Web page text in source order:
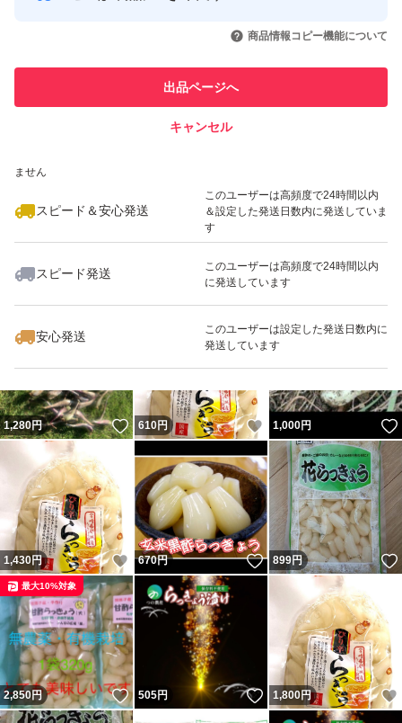
食べ方:鰹節をかけてそのまま食べるのが定番。1日3～5粒
が目安。
特徴:辛味が強く、食感はしっかりしている。
おすすめ:天ぷら、豚肉とのチャンプルー、肉巻き。
た食感になる。大きすぎる場合は、縦に薄くスライスする
か、2〜3等分にカットして使う。
【商品の詳細】
商品名：島らっきょう
内容量：500g
産地：沖縄県
賞味期限：到着後、早めにお召し上がりください
保存方法: 開封後は要冷蔵
引を完了させた実績があります
での取引実績があります
ません
スピード＆安心発送
このユーザーは高頻度で24時間以内
＆設定した発送日数内に発送していま
す
スピード発送
このユーザーは高頻度で24時間以内
に発送しています
安心発送
このユーザーは設定した発送日数内に
発送しています
商品情報コピー機能について
出品ページへ
キャンセル
いいね！
2,850
1,280円 いいね！
610円 いいね！
1,000円
1,430円 いいね！
670円 いいね！
899円
2,850円 いいね！
最大10%対象
505円 いいね！
1,800円